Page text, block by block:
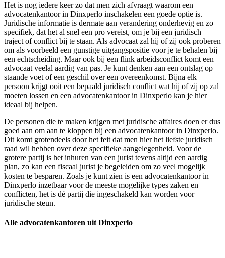
Het is nog iedere keer zo dat men zich afvraagt waarom een
advocatenkantoor in Dinxperlo inschakelen een goede optie is.
Juridische informatie is dermate aan verandering onderhevig en zo
specifiek, dat het al snel een pro vereist, om je bij een juridisch
traject of conflict bij te staan. Als advocaat zal hij of zij ook proberen
om als voorbeeld een gunstige uitgangspositie voor je te behalen bij
een echtscheiding. Maar ook bij een flink arbeidsconflict komt een
advocaat veelal aardig van pas. Je kunt denken aan een ontslag op
staande voet of een geschil over een overeenkomst. Bijna elk
persoon krijgt ooit een bepaald juridisch conflict wat hij of zij op zal
moeten lossen en een advocatenkantoor in Dinxperlo kan je hier
ideaal bij helpen.
De personen die te maken krijgen met juridische affaires doen er dus
goed aan om aan te kloppen bij een advocatenkantoor in Dinxperlo.
Dit komt grotendeels door het feit dat men hier het liefste juridisch
raad wil hebben over deze specifieke aangelegenheid. Voor de
grotere partij is het inhuren van een jurist tevens altijd een aardig
plan, zo kan een fiscaal jurist je begeleiden om zo veel mogelijk
kosten te besparen. Zoals je kunt zien is een advocatenkantoor in
Dinxperlo inzetbaar voor de meeste mogelijke types zaken en
conflicten, het is dé partij die ingeschakeld kan worden voor
juridische steun.
Alle advocatenkantoren uit Dinxperlo